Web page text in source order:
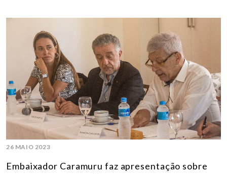
26 MAIO 2023
Embaixador Caramuru faz apresentação sobre